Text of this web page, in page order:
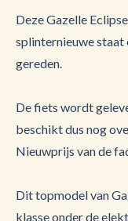
Deze Gazelle
splinternieuwe
gereden.
De fiets wordt
beschikt dus nog
Nieuwprijs van de
Dit topmodel van
klasse onder de